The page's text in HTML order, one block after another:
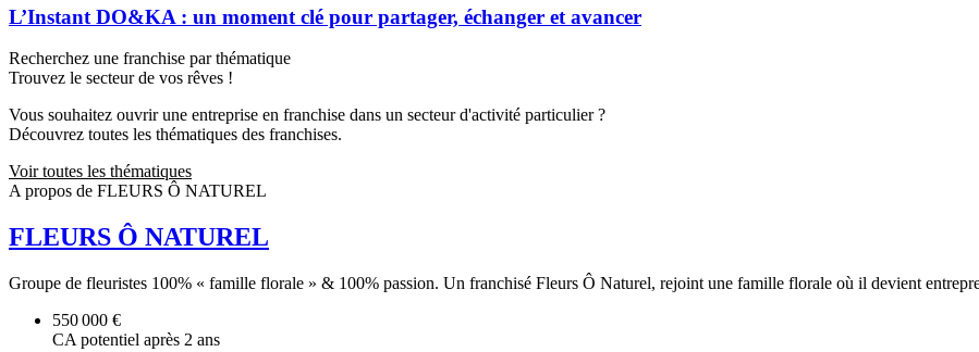
L’Instant DO&KA : un moment clé pour partager, échanger et avancer
Recherchez une franchise par thématique
Trouvez le secteur de vos rêves !
Vous souhaitez ouvrir une entreprise en franchise dans un secteur d'activité particulier ?
Découvrez toutes les thématiques des franchises.
Voir toutes les thématiques
A propos de FLEURS Ô NATUREL
FLEURS Ô NATUREL
Groupe de fleuristes 100% « famille florale » & 100% passion. Un franchisé Fleurs Ô Naturel, rejoint une famille florale où il devient
550 000 €
CA potentiel après 2 ans